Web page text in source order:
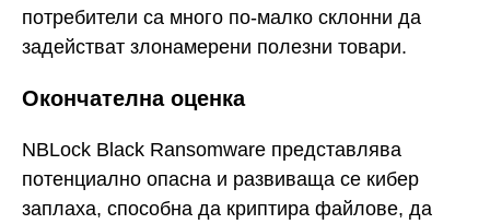
потребители са много по-малко склонни да
задействат злонамерени полезни товари.
Окончателна оценка
NBLock Black Ransomware представлява
потенциално опасна и развиваща се кибер
заплаха, способна да криптира файлове, да